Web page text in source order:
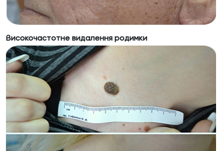
Високочастотне видалення родимки